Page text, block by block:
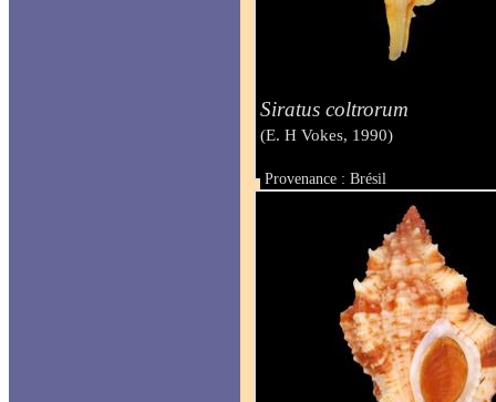
Siratus coltrorum
(E. H Vokes, 1990)
Provenance : Brésil
Taille : 27 mm